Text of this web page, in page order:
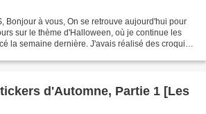
Bonjour à vous, On se retrouve aujourd'hui pour
sur le thème d'Halloween, où je continue les
la semaine dernière. J'avais réalisé des croquis
d'Automne, Partie 1 [Les